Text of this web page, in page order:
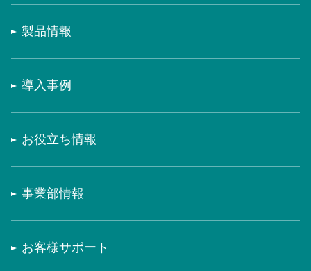
製品情報
導入事例
お役立ち情報
事業部情報
お客様サポート